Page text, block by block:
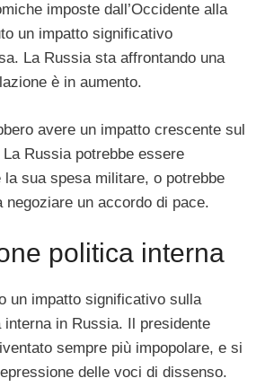
imposte dall’Occidente alla
un impatto significativo
La Russia sta affrontando una
è in aumento.
avere un impatto crescente sul
Russia potrebbe essere
sua spesa militare, o potrebbe
un accordo di pace.
politica interna
un impatto significativo sulla
in Russia. Il presidente
sempre più impopolare, e si
delle voci di dissenso.